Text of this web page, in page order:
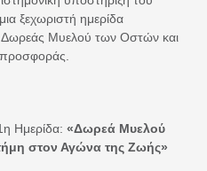
μια ξεχωριστή ημερίδα
Δωρεάς Μυελού των Οστών και
Ημερίδα: «Δωρεά Μυελού
στον Αγώνα της Ζωής»